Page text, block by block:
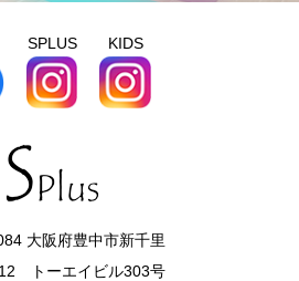
SPLUS KIDS
大阪府豊中市新千里
トーエイビル303号